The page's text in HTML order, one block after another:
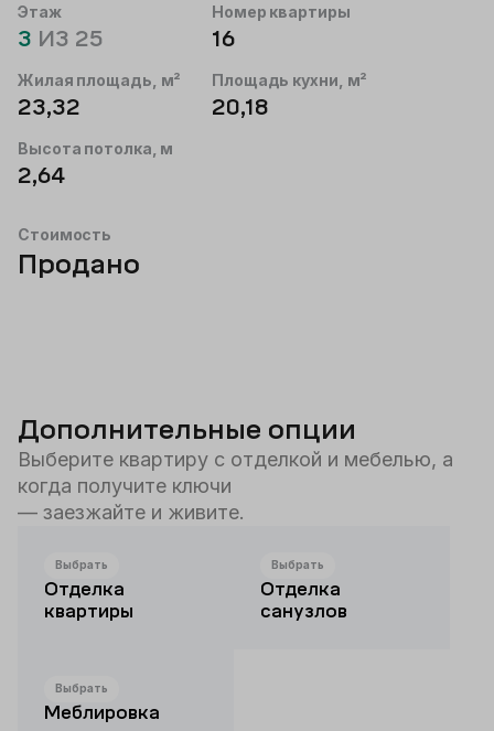
Этаж
3 ИЗ 25
Номер квартиры
16
Жилая площадь, м²
23,32
Площадь кухни, м²
20,18
Высота потолка, м
2,64
Стоимость
Продано
Дополнительные опции
Выберите квартиру с отделкой и мебелью, а
когда получите ключи
— заезжайте и живите.
Выбрать
Отделка
квартиры
Выбрать
Отделка
санузлов
Выбрать
Меблировка